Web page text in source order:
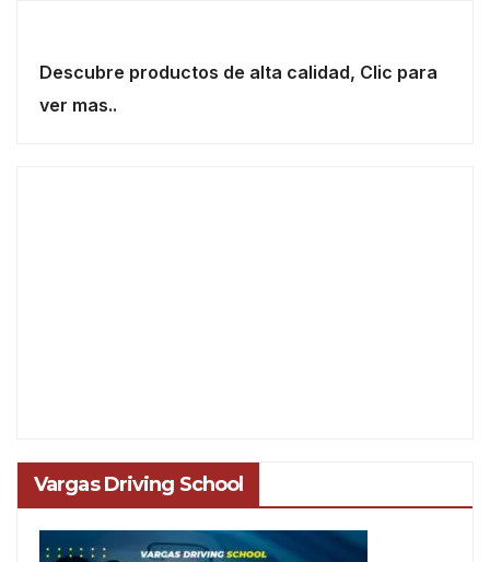
Descubre productos de alta calidad, Clic para
ver mas..
Vargas Driving School